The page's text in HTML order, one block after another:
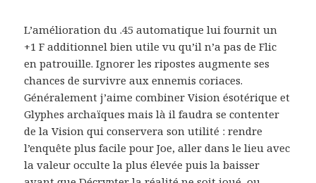
L’amélioration du .45 automatique lui fournit un
+1 F additionnel bien utile vu qu’il n’a pas de Flic
en patrouille. Ignorer les ripostes augmente ses
chances de survivre aux ennemis coriaces.
Généralement j’aime combiner Vision ésotérique et
Glyphes archaïques mais là il faudra se contenter
de la Vision qui conservera son utilité : rendre
l’enquête plus facile pour Joe, aller dans le lieu avec
la valeur occulte la plus élevée puis la baisser